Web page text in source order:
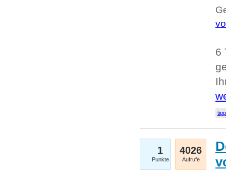
6
1
Punkte
4026
Aufrufe